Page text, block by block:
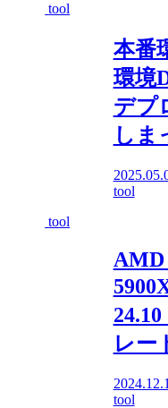
tool
本番
環境
デプ
しま
tool
tool
AMD
レー
tool